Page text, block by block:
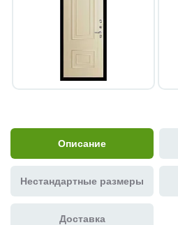
Описание
Нестандартные размеры
Доставка